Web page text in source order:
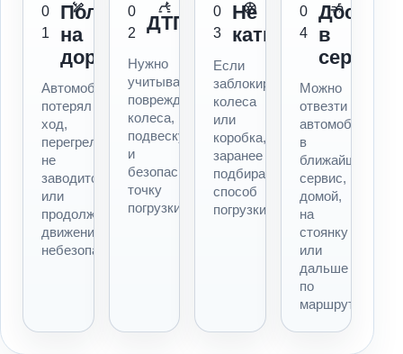
0
1
Поломка
на
дороге
Автомобиль
потерял
ход,
перегрелся,
не
заводится
или
продолжать
движение
небезопасно.
0
2
ДТП
Нужно
учитывать
повреждения,
колеса,
подвеску
и
безопасную
точку
погрузки.
0
3
Не
катится
Если
заблокированы
колеса
или
коробка,
заранее
подбираем
способ
погрузки.
0
4
в
сервис
Можно
отвезти
автомобиль
в
ближайший
сервис,
домой,
на
стоянку
или
дальше
по
маршруту.